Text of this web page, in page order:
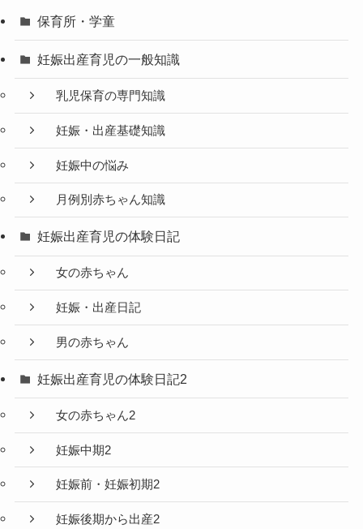
保育所・学童
妊娠出産育児の一般知識
乳児保育の専門知識
妊娠・出産基礎知識
妊娠中の悩み
月例別赤ちゃん知識
妊娠出産育児の体験日記
女の赤ちゃん
妊娠・出産日記
男の赤ちゃん
妊娠出産育児の体験日記2
女の赤ちゃん2
妊娠中期2
妊娠前・妊娠初期2
妊娠後期から出産2